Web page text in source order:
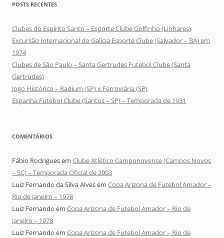
POSTS RECENTES
Clubes do Espírito Santo – Esporte Clube Golfinho (Linhares)
Excursão Internacional do Galícia Esporte Clube (Salvador – BA) em
1974
Clubes de São Paulo – Santa Gertrudes Futebol Clube (Santa
Gertrudes)
Jogo Histórico – Radium (SP) x Ferroviária (SP)
Espanha Futebol Clube (Santos – SP) – Temporada de 1931
COMENTÁRIOS
Fábio Rodriguesem Clube Atlético Camponovense (Campos Novos
– SC) – Temporada Oficial de 2003
Luiz Fernando da Silva Alvesem Copa Arizona de Futebol Amador –
Rio de Janeiro – 1978
Luiz Fernando em Copa Arizona de Futebol Amador – Rio de
Janeiro – 1978
Luiz Fernando em Copa Arizona de Futebol Amador – Rio de